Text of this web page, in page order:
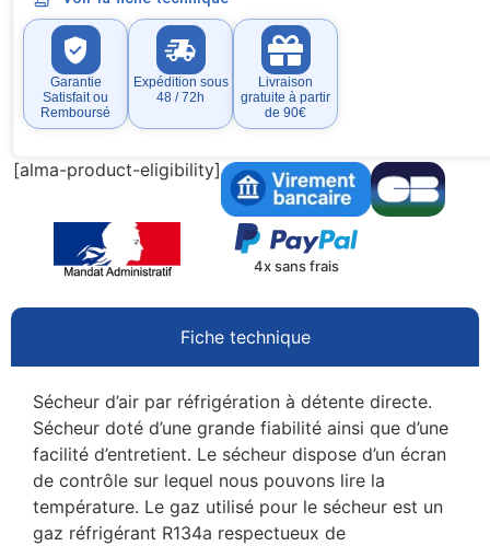
Garantie
Satisfait ou
Remboursé
Expédition sous
48 / 72h
Livraison
gratuite à partir
de 90€
[alma-product-eligibility]
4x sans frais
Fiche technique
Sécheur d’air par réfrigération à détente directe.
Sécheur doté d’une grande fiabilité ainsi que d’une
facilité d’entretient. Le sécheur dispose d’un écran
de contrôle sur lequel nous pouvons lire la
température. Le gaz utilisé pour le sécheur est un
gaz réfrigérant R134a respectueux de